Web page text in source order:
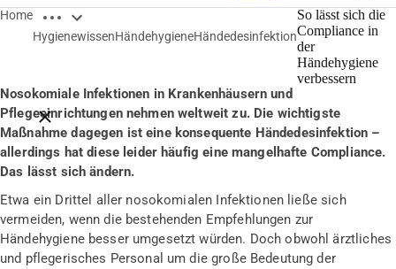
Home Breadcrumbs öffnen
Breadcrumbs schließen
HygienewissenHändehygieneHändedesinfektion
So lässt sich die
Compliance in
der
Händehygiene
verbessern
So lässt sich die Compliance in der Händehygiene verbessern
Nosokomiale Infektionen in Krankenhäusern und
Pflegeeinrichtungen nehmen weltweit zu. Die wichtigste
Maßnahme dagegen ist eine konsequente Händedesinfektion –
allerdings hat diese leider häufig eine mangelhafte Compliance.
Das lässt sich ändern.
Etwa ein Drittel aller nosokomialen Infektionen ließe sich
vermeiden, wenn die bestehenden Empfehlungen zur
Händehygiene besser umgesetzt würden. Doch obwohl ärztliches
und pflegerisches Personal um die große Bedeutung der